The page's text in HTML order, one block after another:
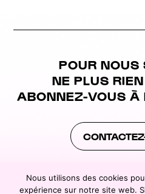
POUR NOUS
NE PLUS
ABONNEZ-VOUS À
Nous utilisons des cookies
expérience sur notre site web.